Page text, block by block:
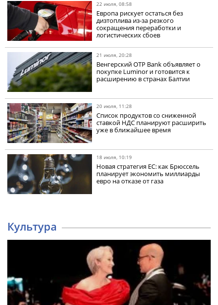
22 июля, 08:58
Европа рискует остаться без
дизтоплива из-за резкого
сокращения переработки и
логистических сбоев
21 июля, 20:28
Венгерский OTP Bank объявляет о
покупке Luminor и готовится к
расширению в странах Балтии
20 июля, 11:28
Список продуктов со сниженной
ставкой НДС планируют расширить
уже в ближайшее время
18 июля, 10:19
Новая стратегия ЕС: как Брюссель
планирует экономить миллиарды
евро на отказе от газа
Культура